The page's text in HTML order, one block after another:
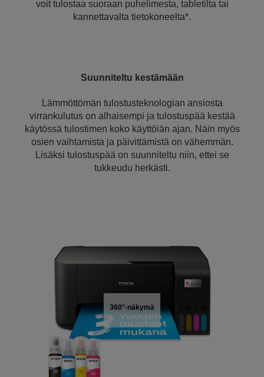
voit tulostaa suoraan puhelimesta, tabletilta tai
kannettavalta tietokoneelta*.
Suunniteltu kestämään
Lämmöttömän tulostusteknologian ansiosta
virrankulutus on alhaisempi ja tulostuspää kestää
käytössä tulostimen koko käyttöiän ajan. Näin myös
osien vaihtamista ja päivittämistä on vähemmän.
Lisäksi tulostuspää on suunniteltu niin, ettei se
tukkeudu herkästi.
360°-näkymä